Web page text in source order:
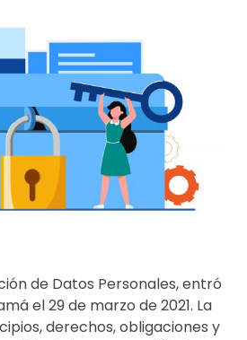
de Datos Personales, entró
el 29 de marzo de 2021. La
derechos, obligaciones y